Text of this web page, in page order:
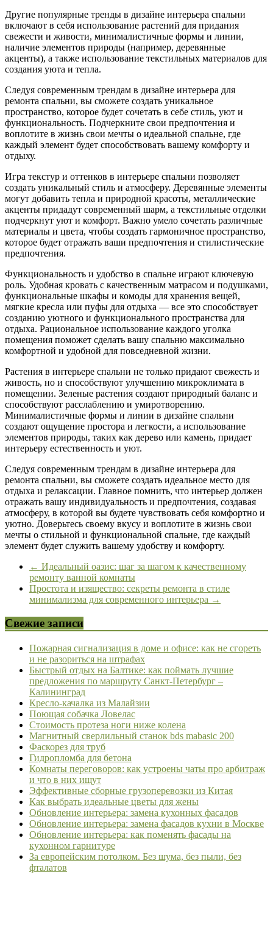
Другие популярные тренды в дизайне интерьера спальни
включают в себя использование растений для придания
свежести и живости, минималистичные формы и линии,
наличие элементов природы (например, деревянные
акценты), а также использование текстильных материалов для
создания уюта и тепла.
Следуя современным трендам в дизайне интерьера для
ремонта спальни, вы сможете создать уникальное
пространство, которое будет сочетать в себе стиль, уют и
функциональность. Подчеркните свои предпочтения и
воплотите в жизнь свои мечты о идеальной спальне, где
каждый элемент будет способствовать вашему комфорту и
отдыху.
Игра текстур и оттенков в интерьере спальни позволяет
создать уникальный стиль и атмосферу. Деревянные элементы
могут добавить тепла и природной красоты, металлические
акценты придадут современный шарм, а текстильные отделки
подчеркнут уют и комфорт. Важно умело сочетать различные
материалы и цвета, чтобы создать гармоничное пространство,
которое будет отражать ваши предпочтения и стилистические
предпочтения.
Функциональность и удобство в спальне играют ключевую
роль. Удобная кровать с качественным матрасом и подушками,
функциональные шкафы и комоды для хранения вещей,
мягкие кресла или пуфы для отдыха — все это способствует
созданию уютного и функционального пространства для
отдыха. Рациональное использование каждого уголка
помещения поможет сделать вашу спальню максимально
комфортной и удобной для повседневной жизни.
Растения в интерьере спальни не только придают свежесть и
живость, но и способствуют улучшению микроклимата в
помещении. Зеленые растения создают природный баланс и
способствуют расслаблению и умиротворению.
Минималистичные формы и линии в дизайне спальни
создают ощущение простора и легкости, а использование
элементов природы, таких как дерево или камень, придает
интерьеру естественность и уют.
Следуя современным трендам в дизайне интерьера для
ремонта спальни, вы сможете создать идеальное место для
отдыха и релаксации. Главное помнить, что интерьер должен
отражать вашу индивидуальность и предпочтения, создавая
атмосферу, в которой вы будете чувствовать себя комфортно и
уютно. Доверьтесь своему вкусу и воплотите в жизнь свои
мечты о стильной и функциональной спальне, где каждый
элемент будет служить вашему удобству и комфорту.
← Идеальный оазис: шаг за шагом к качественному
ремонту ванной комнаты
Простота и изящество: секреты ремонта в стиле
минимализма для современного интерьера →
Свежие записи
Пожарная сигнализация в доме и офисе: как не сгореть
и не разориться на штрафах
Быстрый отдых на Балтике: как поймать лучшие
предложения по маршруту Санкт-Петербург –
Калининград
Кресло-качалка из Малайзии
Поющая собачка Ловелас
Стоимость протеза ноги ниже колена
Магнитный сверлильный станок bds mabasic 200
Фаскорез для труб
Гидропломба для бетона
Комнаты переговоров: как устроены чаты про арбитраж
и что в них ищут
Эффективные сборные грузоперевозки из Китая
Как выбрать идеальные цветы для жены
Обновление интерьера: замена кухонных фасадов
Обновление интерьера: замена фасадов кухни в Москве
Обновление интерьера: как поменять фасады на
кухонном гарнитуре
За европейским потолком. Без шума, без пыли, без
фталатов